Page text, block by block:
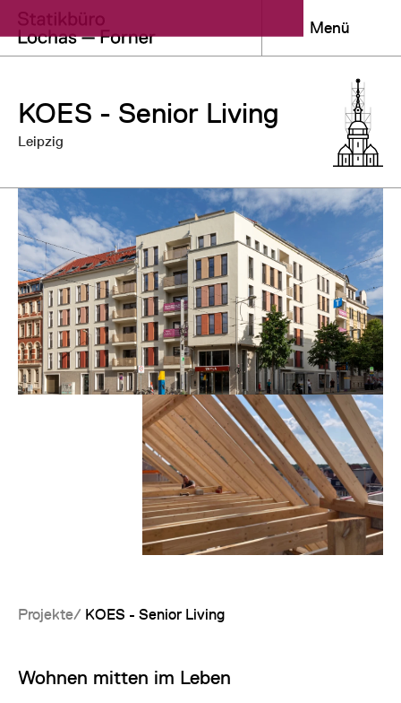
Menü
KOES - Senior Living
Leipzig
Projekte KOES - Senior Living
Wohnen mitten im Leben